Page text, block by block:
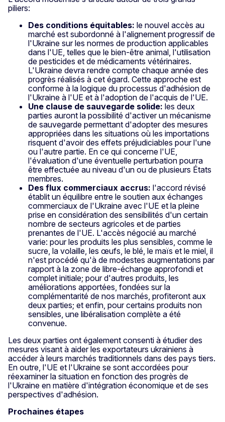
piliers:
Des conditions équitables: le nouvel accès au
marché est subordonné à l'alignement progressif de
l'Ukraine sur les normes de production applicables
dans l'UE, telles que le bien-être animal, l'utilisation
de pesticides et de médicaments vétérinaires.
L'Ukraine devra rendre compte chaque année des
progrès réalisés à cet égard. Cette approche est
conforme à la logique du processus d'adhésion de
l'Ukraine à l'UE et à l'adoption de l'acquis de l'UE.
Une clause de sauvegarde solide: les deux
parties auront la possibilité d'activer un mécanisme
de sauvegarde permettant d'adopter des mesures
appropriées dans les situations où les importations
risquent d'avoir des effets préjudiciables pour l'une
ou l'autre partie. En ce qui concerne l'UE,
l'évaluation d'une éventuelle perturbation pourra
être effectuée au niveau d'un ou de plusieurs États
membres.
Des flux commerciaux accrus: l'accord révisé
établit un équilibre entre le soutien aux échanges
commerciaux de l'Ukraine avec l'UE et la pleine
prise en considération des sensibilités d'un certain
nombre de secteurs agricoles et de parties
prenantes de l'UE. L'accès négocié au marché
varie: pour les produits les plus sensibles, comme le
sucre, la volaille, les œufs, le blé, le maïs et le miel, il
n'est procédé qu'à de modestes augmentations par
rapport à la zone de libre-échange approfondi et
complet initiale; pour d'autres produits, les
améliorations apportées, fondées sur la
complémentarité de nos marchés, profiteront aux
deux parties; et enfin, pour certains produits non
sensibles, une libéralisation complète a été
convenue.
Les deux parties ont également consenti à étudier des
mesures visant à aider les exportateurs ukrainiens à
accéder à leurs marchés traditionnels dans des pays tiers.
En outre, l'UE et l'Ukraine se sont accordées pour
réexaminer la situation en fonction des progrès de
l'Ukraine en matière d'intégration économique et de ses
perspectives d'adhésion.
Prochaines étapes